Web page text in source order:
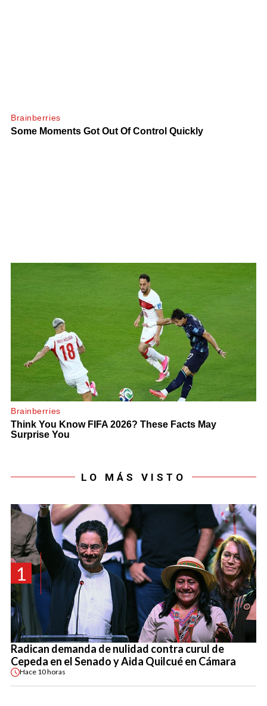
LO MÁS VISTO
1
Radican demanda de nulidad contra curul de
Cepeda en el Senado y Aida Quilcué en Cámara
Hace 10 horas